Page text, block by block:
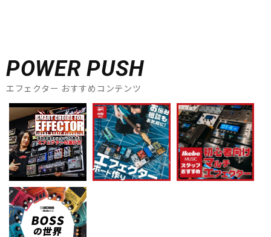
POWER PUSH
エフェクター おすすめコンテンツ